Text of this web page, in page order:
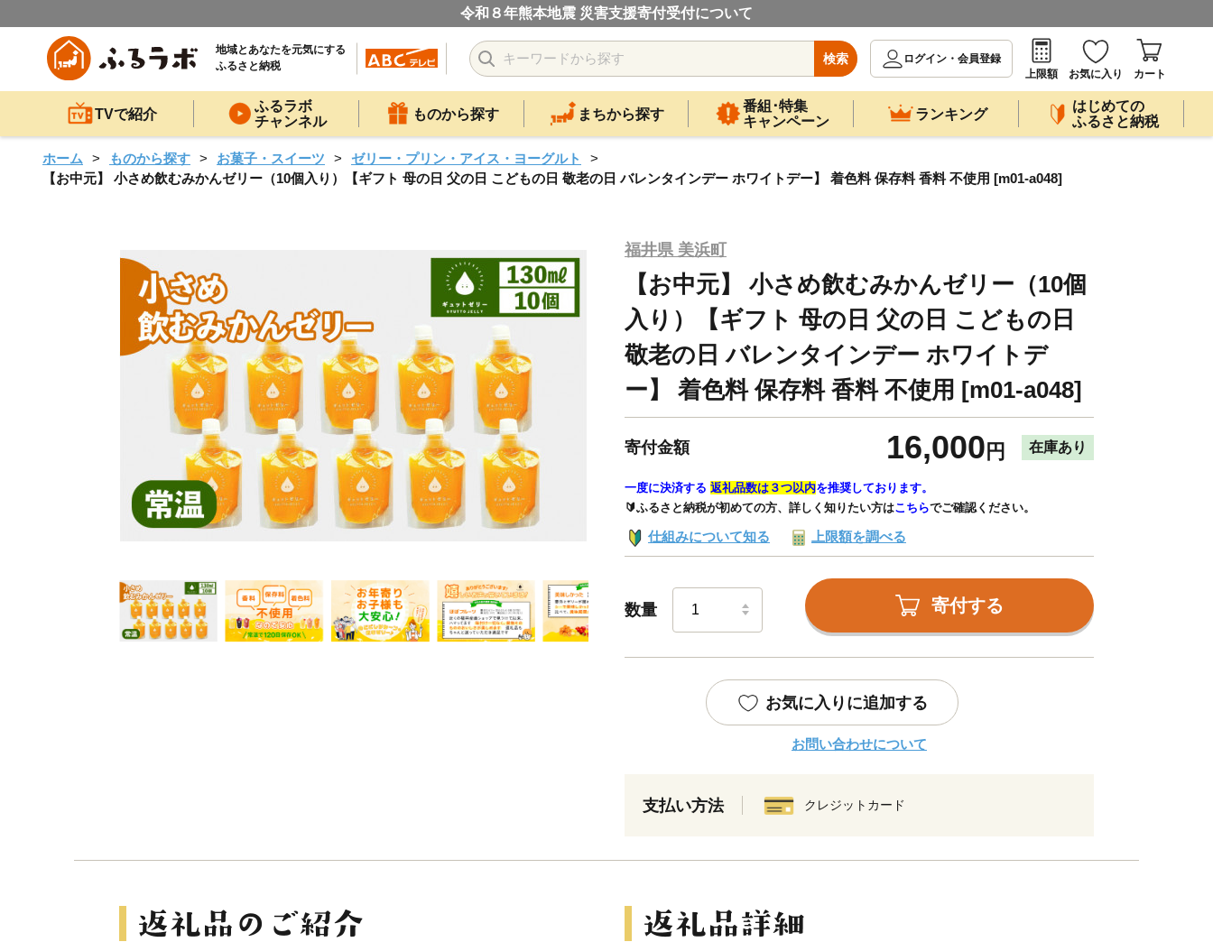
令和８年熊本地震 災害支援寄付受付について
地域とあなたを元気にする
ふるさと納税
検索
ログイン・会員登録
上限額
お気に入り カート
TVで紹介
ふるラボ
チャンネル
ものから探す まちから探す
番組･特集
キャンペーン
ランキング
はじめての
ふるさと納税
ホーム ものから探す お菓子・スイーツ
ゼリー・プリン・アイス・ヨーグルト
【お中元】 小さめ飲むみかんゼリー（10個入り）【ギフト 母の日 父の日 こどもの日 敬老の日 バレンタインデー ホワイトデー】 着色料 保存料 香料 不使用 [m01-a048]
福井県 美浜町
【お中元】 小さめ飲むみかんゼリー（10個
入り）【ギフト 母の日 父の日 こどもの日
敬老の日 バレンタインデー ホワイトデ
ー】 着色料 保存料 香料 不使用 [m01-a048]
寄付金額 16,000 円 在庫あり
一度に決済する 返礼品数は３つ以内を推奨しております。
🔰ふるさと納税が初めての方、詳しく知りたい方はこちらでご確認ください。
仕組みについて知る 上限額を調べる
数量 寄付する
お気に入りに追加する
お問い合わせについて
支払い方法 クレジットカード